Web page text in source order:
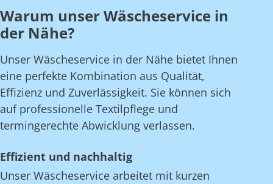
Warum unser Wäscheservice in
der Nähe?
Unser Wäscheservice in der Nähe bietet Ihnen
eine perfekte Kombination aus Qualität,
Effizienz und Zuverlässigkeit. Sie können sich
auf professionelle Textilpflege und
termingerechte Abwicklung verlassen.
Effizient und nachhaltig
Unser Wäscheservice arbeitet mit kurzen